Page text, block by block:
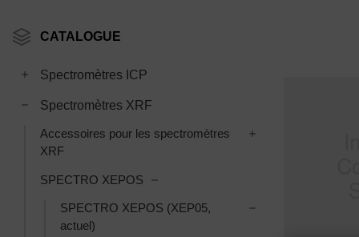
CATALOGUE
Toggle Spectromètres ICP subcategories
Spectromètres ICP
Toggle Spectromètres XRF subcategories
Spectromètres XRF
Accessoires pour les spectromètres
XRF
SPECTRO XEPOS
SPECTRO XEPOS (XEP05,
actuel)